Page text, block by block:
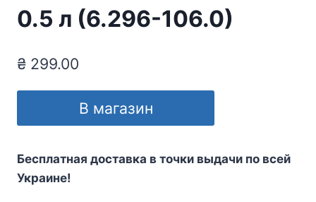
0.5 л (6.296-106.0)
₴ 299.00
В магазин
Бесплатная доставка в точки выдачи по всей
Украине!